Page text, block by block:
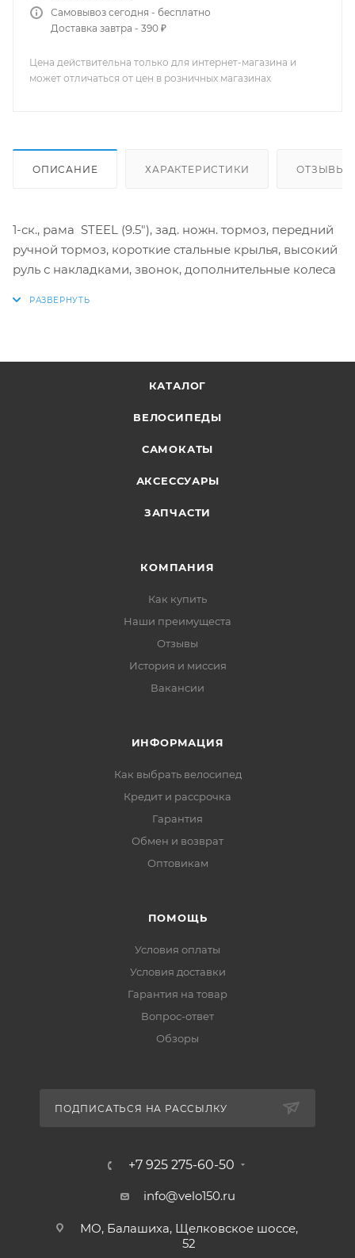
Самовывоз сегодня - бесплатно
Доставка завтра - 390 ₽
Цена действительна только для интернет-магазина и
может отличаться от цен в розничных магазинах
ОПИСАНИЕ ХАРАКТЕРИСТИКИ ОТЗЫВЫ
1-ск., рама STEEL (9.5"), зад. ножн. тормоз, передний
ручной тормоз, короткие стальные крылья, высокий
руль с накладками, звонок, дополнительные колеса
КАТАЛОГ
ВЕЛОСИПЕДЫ
САМОКАТЫ
АКСЕССУАРЫ
ЗАПЧАСТИ
КОМПАНИЯ
Как купить
Наши преимущеста
Отзывы
История и миссия
Вакансии
ИНФОРМАЦИЯ
Как выбрать велосипед
Кредит и рассрочка
Гарантия
Обмен и возврат
Оптовикам
ПОМОЩЬ
Условия оплаты
Условия доставки
Гарантия на товар
Вопрос-ответ
Обзоры
ПОДПИСАТЬСЯ НА РАССЫЛКУ
+7 925 275-60-50
info@velo150.ru
МО, Балашиха, Щелковское шоссе,
52